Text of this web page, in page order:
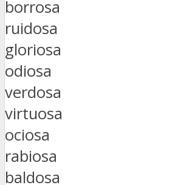
borrosa
ruidosa
gloriosa
odiosa
verdosa
virtuosa
ociosa
rabiosa
baldosa